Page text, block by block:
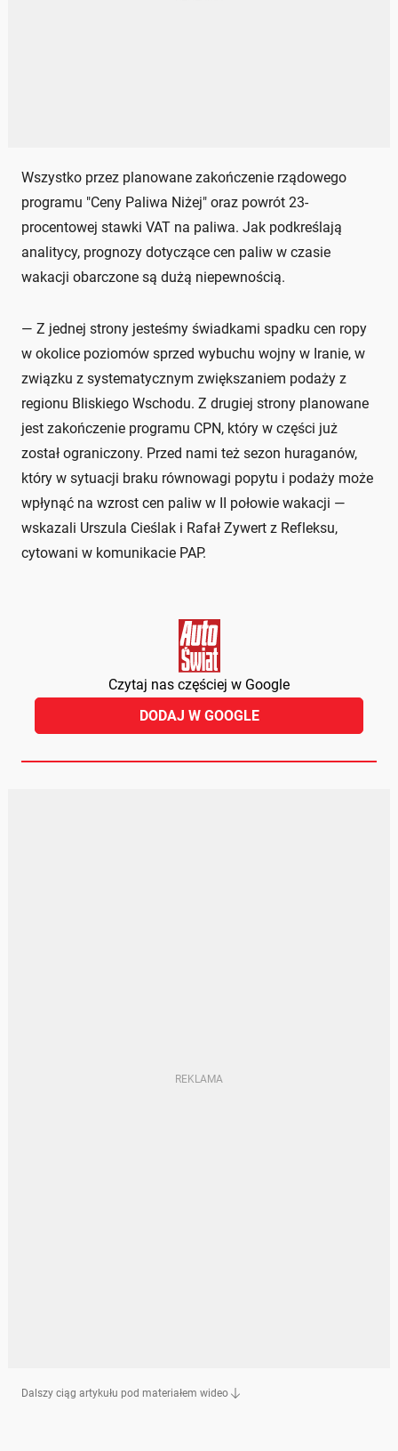
Wszystko przez planowane zakończenie rządowego
programu "Ceny Paliwa Niżej" oraz powrót 23-
procentowej stawki VAT na paliwa. Jak podkreślają
analitycy, prognozy dotyczące cen paliw w czasie
wakacji obarczone są dużą niepewnością.
— Z jednej strony jesteśmy świadkami spadku cen ropy
w okolice poziomów sprzed wybuchu wojny w Iranie, w
związku z systematycznym zwiększaniem podaży z
regionu Bliskiego Wschodu. Z drugiej strony planowane
jest zakończenie programu CPN, który w części już
został ograniczony. Przed nami też sezon huraganów,
który w sytuacji braku równowagi popytu i podaży może
wpłynąć na wzrost cen paliw w II połowie wakacji —
wskazali Urszula Cieślak i Rafał Zywert z Refleksu,
cytowani w komunikacie PAP.
Czytaj nas częściej w Google
DODAJ W GOOGLE
Dalszy ciąg artykułu pod materiałem wideo